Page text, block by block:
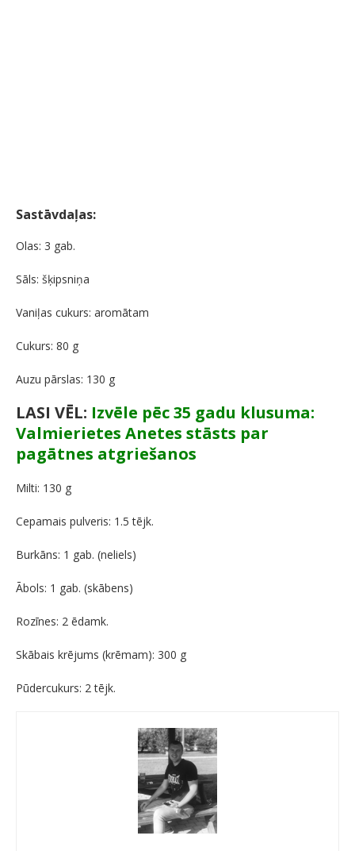
Sastāvdaļas:
Olas: 3 gab.
Sāls: šķipsniņa
Vaniļas cukurs: aromātam
Cukurs: 80 g
Auzu pārslas: 130 g
LASI VĒL: Izvēle pēc 35 gadu klusuma:
Valmierietes Anetes stāsts par
pagātnes atgriešanos
Milti: 130 g
Cepamais pulveris: 1.5 tējk.
Burkāns: 1 gab. (neliels)
Ābols: 1 gab. (skābens)
Rozīnes: 2 ēdamk.
Skābais krējums (krēmam): 300 g
Pūdercukurs: 2 tējk.